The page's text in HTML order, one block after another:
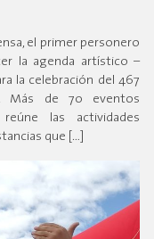
el primer personero
la agenda artístico –
la celebración del 467
Más de 70 eventos
las actividades
que […]